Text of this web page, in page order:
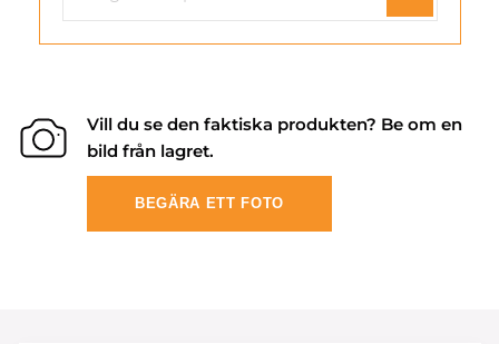
Vill du se den faktiska produkten? Be om en
bild från lagret.
BEGÄRA ETT FOTO